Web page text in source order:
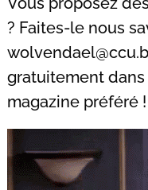
? Faites-le nous
gratuitement dans
magazine préféré !
Recherche
pour